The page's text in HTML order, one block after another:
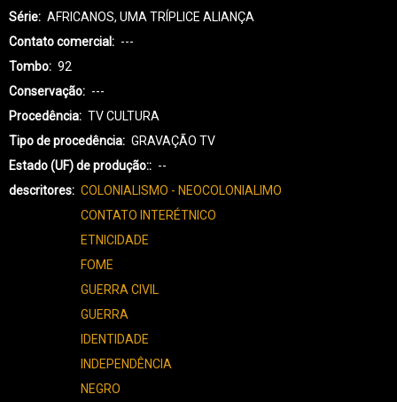
Série
AFRICANOS, UMA TRÍPLICE ALIANÇA
Contato comercial
---
Tombo
92
Conservação
---
Procedência
TV CULTURA
Tipo de procedência
GRAVAÇÃO TV
Estado (UF) de produção:
--
descritores
COLONIALISMO - NEOCOLONIALIMO
CONTATO INTERÉTNICO
ETNICIDADE
FOME
GUERRA CIVIL
GUERRA
IDENTIDADE
INDEPENDÊNCIA
NEGRO